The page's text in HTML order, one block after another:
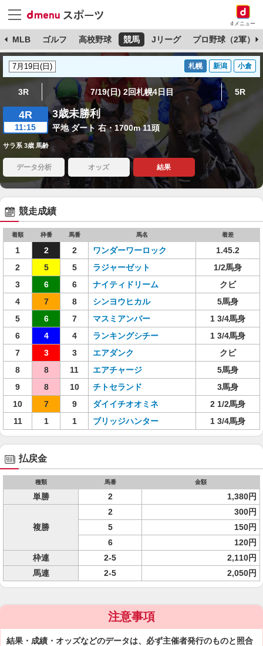
dメニュー
MLB ゴルフ 高校野球 競馬 Jリーグ プロ野球（2軍）
札幌 新潟 小倉
3R 7/19(日) 2回札幌4日目 5R
4R
11:15
3歳未勝利
平地 ダート 右・1700m 11頭
サラ系 3歳 馬齢
データ分析 オッズ 結果
競走成績
着順 枠番 馬番 馬名 着差
1 2 2 ワンダーワーロック
1.45.2
2
5 5 ラジャーゼット
1/2馬身
3
6 6 ナイティドリーム
クビ
4
7 8 シンヨウヒカル
5馬身
5
6 7 マスミアンバー
1 3/4馬身
6
4 4 ランキングシチー
1 3/4馬身
7
3 3 エアダンク
クビ
8
8 11 エアチャージ
5馬身
9
8 10 チトセランド
3馬身
10
7 9 ダイイチオオミネ
2 1/2馬身
11
1 1 ブリッジハンター 1 3/4馬身
払戻金
種類 馬番 金額
単勝 2 1,380円
複勝
2
300円
5
150円
6
120円
枠連
2-5
2,110円
馬連
2-5 2,050円
注意事項
結果・成績・オッズなどのデータは、必ず主催者発行のものと照合